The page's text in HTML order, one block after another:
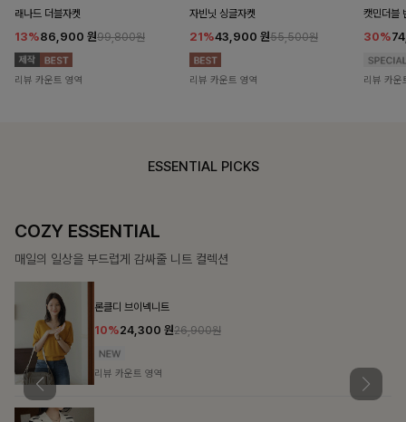
래나드 더블자켓
13%86,900 원99,800원
리뷰 카운트 영역
자빈닛 싱글자켓
21%43,900 원55,500원
리뷰 카운트 영역
캣민더블
30%
리뷰 카운
ESSENTIAL PICKS
COZY ESSENTIAL
매일의 일상을 부드럽게 감싸줄 니트 컬렉션
론클디 브이넥니트
10%24,300 원26,900원
리뷰 카운트 영역